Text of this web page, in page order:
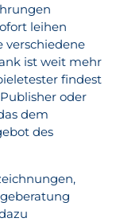
leihen
verschiedene
ist weit mehr
findest
oder
dem
des